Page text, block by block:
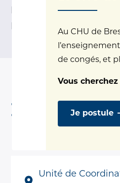
Au CHU de
de congés, et
Vous
Je postule
prise en charge
préoccupation majeure
Informations
Unité de